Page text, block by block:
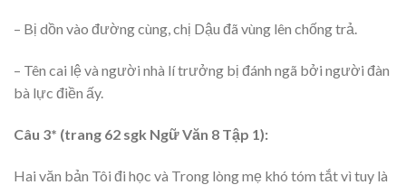
– Bị dồn vào đường cùng, chị Dậu đã vùng lên chống trả.
– Tên cai lệ và người nhà lí trưởng bị đánh ngã bởi người đàn
bà lực điền ấy.
Câu 3* (trang 62 sgk Ngữ Văn 8 Tập 1):
Hai văn bản Tôi đi học và Trong lòng mẹ khó tóm tắt vì tuy là